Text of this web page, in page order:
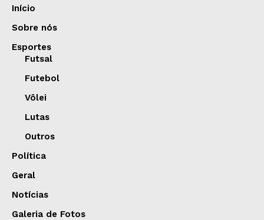
Início
Sobre nós
Esportes
Futsal
Futebol
Vôlei
Lutas
Outros
Política
Geral
Notícias
Galeria de Fotos